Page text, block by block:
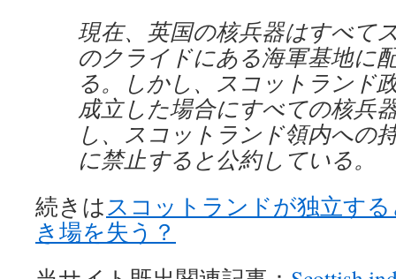
現在、英国の核兵器はすべて
のクライドにある海軍基地に
る。しかし、スコットランド
成立した場合にすべての核兵
し、スコットランド領内への
に禁止すると公約している。
続きはスコットランドが独立す
き場を失う？